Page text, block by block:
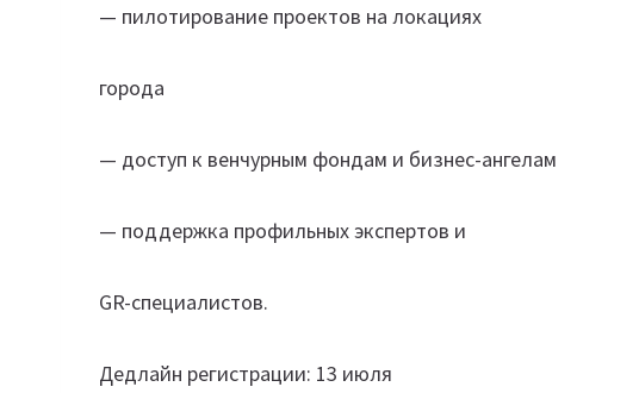
— пилотирование проектов на локациях
города
— доступ к венчурным фондам и бизнес-ангелам
— поддержка профильных экспертов и
GR-специалистов.
Дедлайн регистрации: 13 июля